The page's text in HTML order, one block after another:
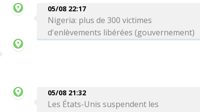
05/08 22:17
Nigeria: plus de 300 victimes
d'enlèvements libérées (gouvernement)
05/08 21:32
Les États-Unis suspendent les